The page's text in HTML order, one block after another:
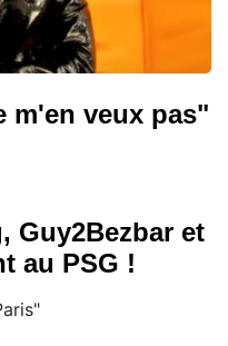
m'en veux pas"
Guy2Bezbar et
au PSG !